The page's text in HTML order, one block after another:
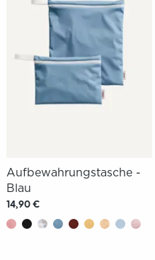
Aufbewahrungstasche -
Blau
14,90 €